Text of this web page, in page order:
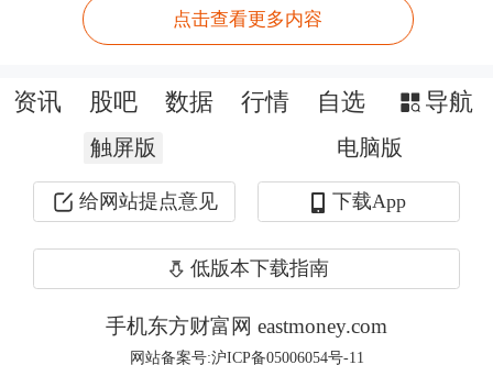
盈米基金研究院研究员王帆介绍，“固
内的绝对收益为目标，严格控制回撤和
波动，获取较为稳健的收益，这类基金
最大的优势在于长期的风险收益比表现
优秀，一只管理良好的“固收+”策略基
金净值走势通常为一条向右上方延伸的
曲线，业绩平稳缓慢增长同时伴随较小
点击查看更多内容
资讯 股吧 数据 行情 自选 导航
触屏版 电脑版
给网站提点意见 下载App
低版本下载指南
手机东方财富网 eastmoney.com
网站备案号:沪ICP备05006054号-11